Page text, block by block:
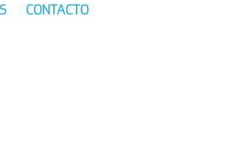
CONTACTO